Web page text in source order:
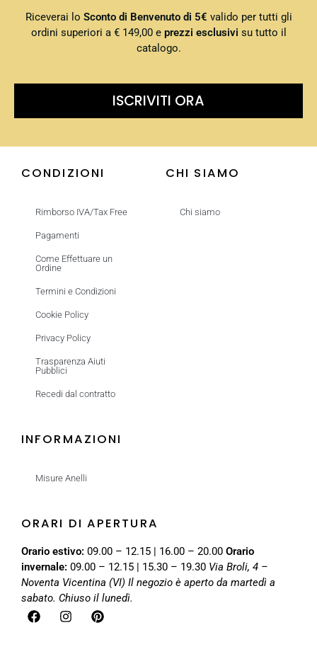
Riceverai lo Sconto di Benvenuto di 5€ valido per tutti gli
ordini superiori a € 149,00 e prezzi esclusivi su tutto il
catalogo.
ISCRIVITI ORA
CONDIZIONI
Rimborso IVA/Tax Free
Pagamenti
Come Effettuare un
Ordine
Termini e Condizioni
Cookie Policy
Privacy Policy
Trasparenza Aiuti
Pubblici
Recedi dal contratto
CHI SIAMO
Chi siamo
INFORMAZIONI
Misure Anelli
ORARI DI APERTURA
Orario estivo: 09.00 – 12.15 | 16.00 – 20.00 Orario
invernale: 09.00 – 12.15 | 15.30 – 19.30 Via Broli, 4 –
Noventa Vicentina (VI) Il negozio è aperto da martedì a
sabato. Chiuso il lunedì.